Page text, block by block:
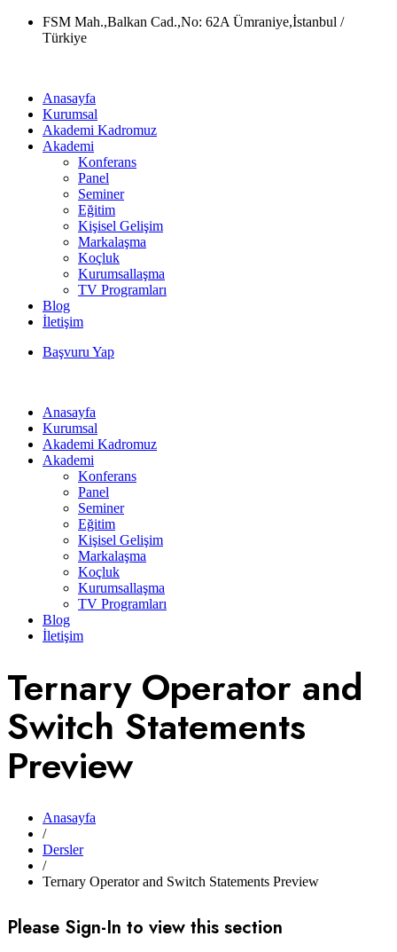
Skip
FSM Mah.,Balkan Cad.,No: 62A Ümraniye,İstanbul /
Türkiye
Anasayfa
Kurumsal
Akademi Kadromuz
Akademi
Konferans
Panel
Seminer
Eğitim
Kişisel Gelişim
Markalaşma
Koçluk
Kurumsallaşma
TV Programları
Blog
İletişim
Başvuru Yap
Anasayfa
Kurumsal
Akademi Kadromuz
Akademi
Konferans
Panel
Seminer
Eğitim
Kişisel Gelişim
Markalaşma
Koçluk
Kurumsallaşma
TV Programları
Blog
İletişim
Ternary Operator and
Switch Statements
Preview
Anasayfa
/
Dersler
/
Ternary Operator and Switch Statements Preview
Please Sign-In to view this section